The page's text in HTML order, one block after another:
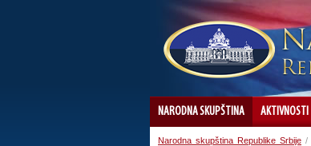
NARODNA SKUPŠTINA AKTIVNOSTI
Narodna skupština Republike Srbije /